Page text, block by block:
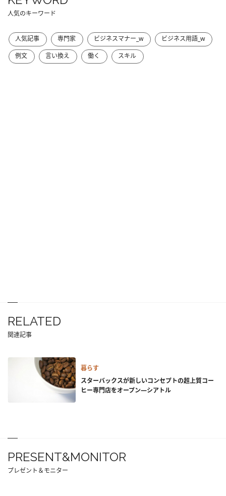
人気のキーワード
人気記事 専門家 ビジネスマナー_w
ビジネス用語_w
例文
言い換え 働く スキル
RELATED
関連記事
暮らす
スターバックスが新しいコンセプトの超上質コー
ヒー専門店をオープン―シアトル
PRESENT&MONITOR
プレゼント＆モニター